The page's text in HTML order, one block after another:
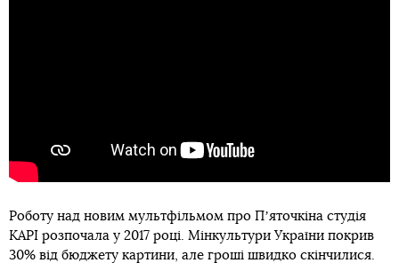
Роботу над новим мультфільмом про Пʼяточкіна студія
KAPI розпочала у 2017 році. Мінкультури України покрив
30% від бюджету картини, але гроші швидко скінчилися.